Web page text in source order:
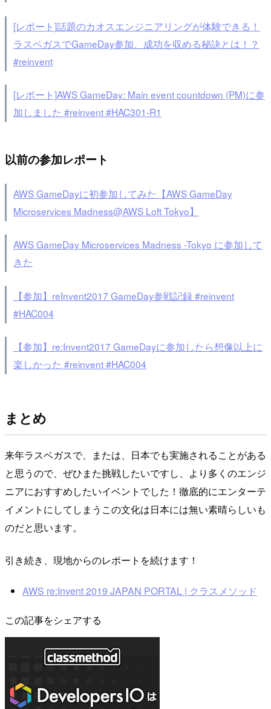
[レポート]話題のカオスエンジニアリングが体験できる！
ラスベガスでGameDay参加、成功を収める秘訣とは！？
#reinvent
[レポート]AWS GameDay: Main event countdown (PM)に参
加しました #reinvent #HAC301-R1
以前の参加レポート
AWS GameDayに初参加してみた【AWS GameDay
Microservices Madness@AWS Loft Tokyo】
AWS GameDay Microservices Madness -Tokyo に参加して
きた
【参加】reInvent2017 GameDay参戦記録 #reinvent
#HAC004
【参加】re:Invent2017 GameDayに参加したら想像以上に
楽しかった #reinvent #HAC004
まとめ
来年ラスベガスで、または、日本でも実施されることがある
と思うので、ぜひまた挑戦したいですし、より多くのエンジ
ニアにおすすめしたいイベントでした！徹底的にエンターテ
イメントにしてしまうこの文化は日本には無い素晴らしいも
のだと思います。
引き続き、現地からのレポートを続けます！
AWS re:Invent 2019 JAPAN PORTAL | クラスメソッド
この記事をシェアする